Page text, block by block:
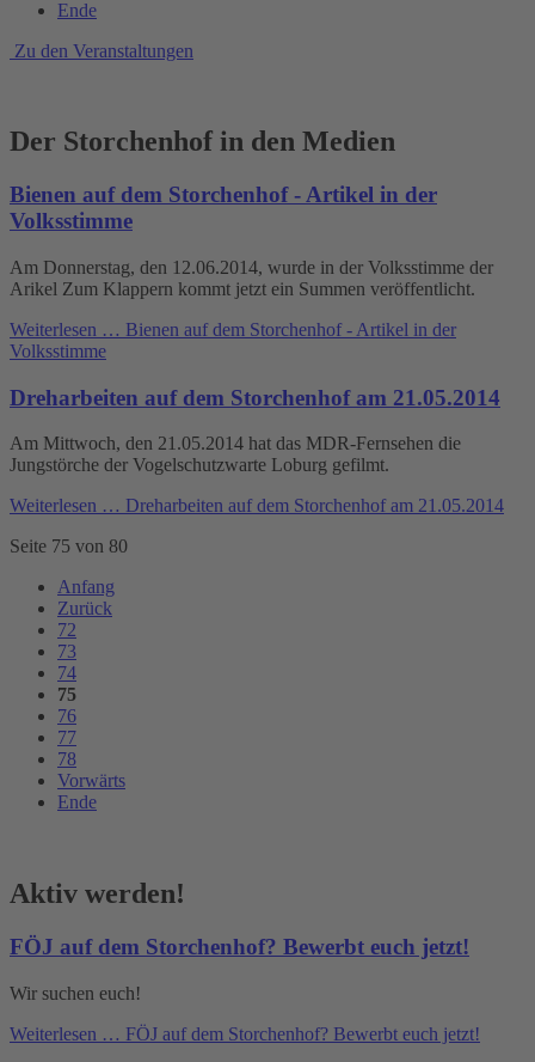
Ende
Zu den Veranstaltungen
Der Storchenhof in den Medien
Bienen auf dem Storchenhof - Artikel in der
Volksstimme
Am Donnerstag, den 12.06.2014, wurde in der Volksstimme der
Arikel Zum Klappern kommt jetzt ein Summen veröffentlicht.
Weiterlesen … Bienen auf dem Storchenhof - Artikel in der
Volksstimme
Dreharbeiten auf dem Storchenhof am 21.05.2014
Am Mittwoch, den 21.05.2014 hat das MDR-Fernsehen die
Jungstörche der Vogelschutzwarte Loburg gefilmt.
Weiterlesen … Dreharbeiten auf dem Storchenhof am 21.05.2014
Seite 75 von 80
Anfang
Zurück
72
73
74
75
76
77
78
Vorwärts
Ende
Aktiv werden!
FÖJ auf dem Storchenhof? Bewerbt euch jetzt!
Wir suchen euch!
Weiterlesen … FÖJ auf dem Storchenhof? Bewerbt euch jetzt!